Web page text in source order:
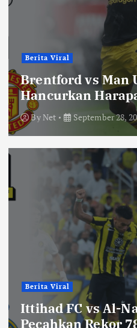
Berita Viral
Brentford vs Man
Hancurkan
ByNet September 28,
Berita Viral
Ittihad FC vs Al-
Pecahkan Rekor